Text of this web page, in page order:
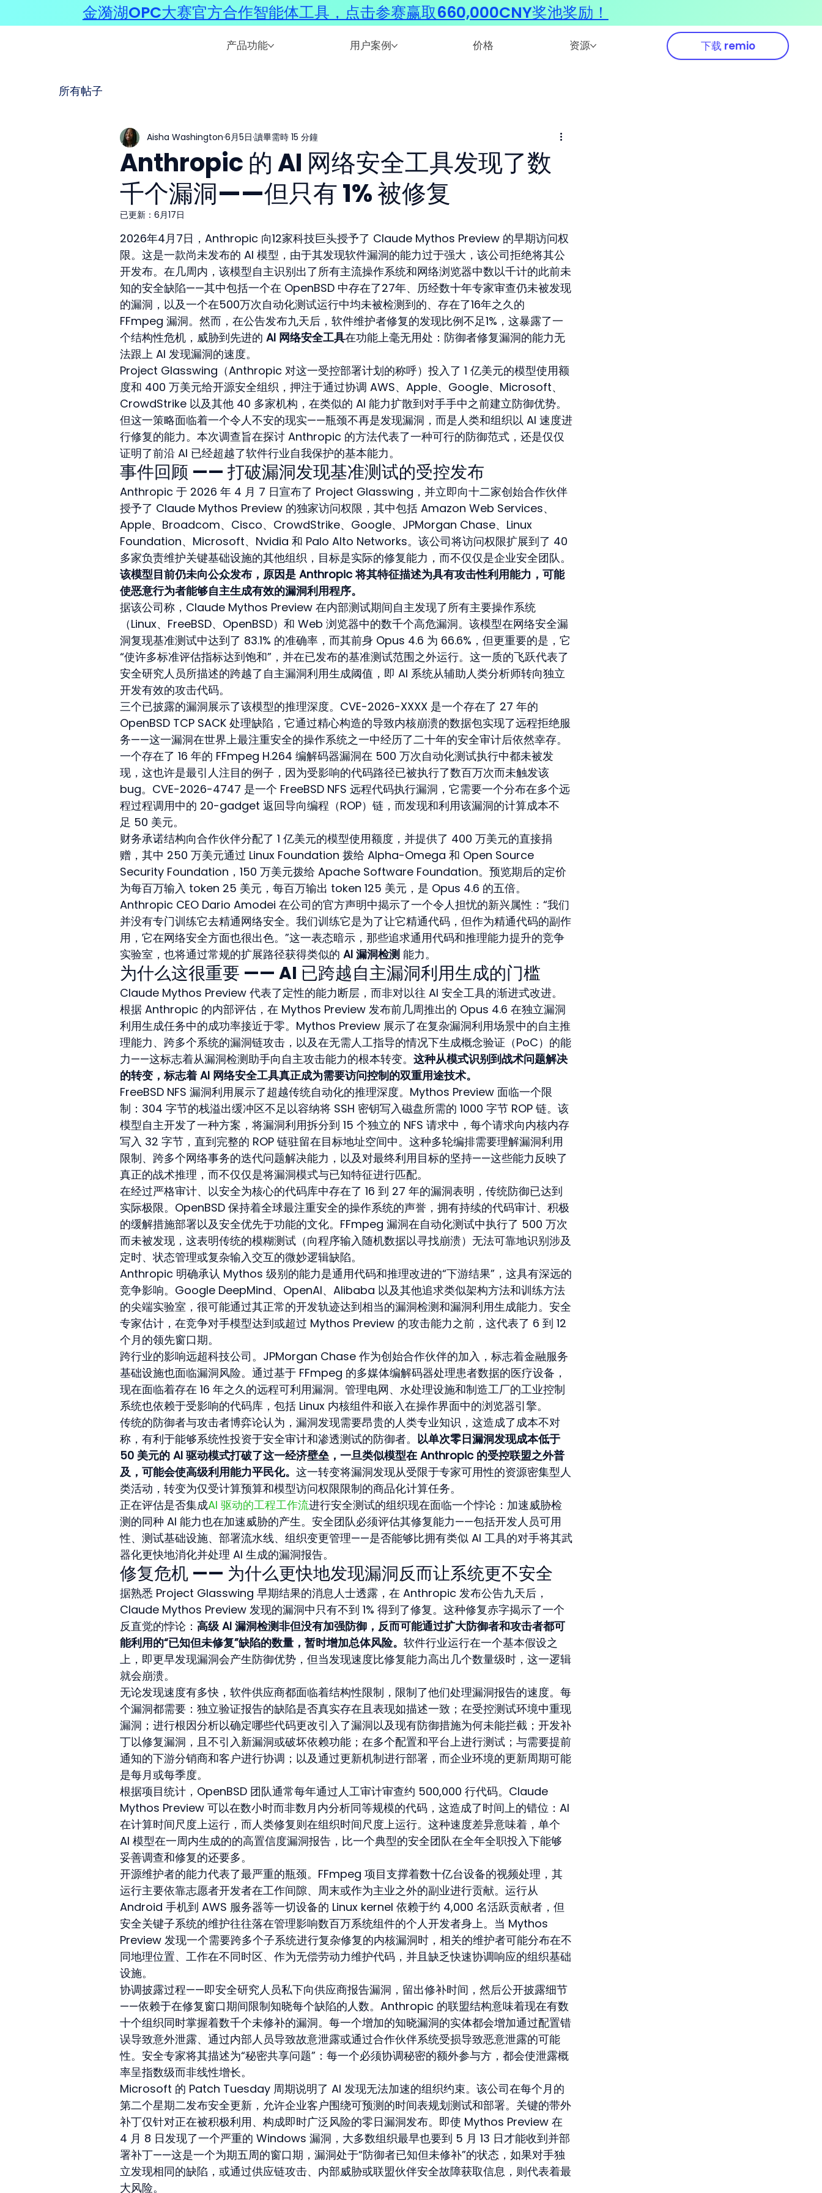
产品功能 用户案例 价格 资源 下载 remio
所有帖子
Anthropic 的 AI 网络安全工具发现了数
千个漏洞——但只有 1% 被修复
Aisha Washington 6月5日 讀畢需時 15 分鐘
已更新： 6月17日
2026年4月7日，Anthropic 向12家科技巨头授予了 Claude Mythos Preview 的早期访问权
限。这是一款尚未发布的 AI 模型，由于其发现软件漏洞的能力过于强大，该公司拒绝将其公
开发布。在几周内，该模型自主识别出了所有主流操作系统和网络浏览器中数以千计的此前未
知的安全缺陷——其中包括一个在 OpenBSD 中存在了27年、历经数十年专家审查仍未被发现
的漏洞，以及一个在500万次自动化测试运行中均未被检测到的、存在了16年之久的
FFmpeg 漏洞。然而，在公告发布九天后，软件维护者修复的发现比例不足1%，这暴露了一
个结构性危机，威胁到先进的 AI 网络安全工具在功能上毫无用处：防御者修复漏洞的能力无
法跟上 AI 发现漏洞的速度。
Project Glasswing（Anthropic 对这一受控部署计划的称呼）投入了 1 亿美元的模型使用额
度和 400 万美元给开源安全组织，押注于通过协调 AWS、Apple、Google、Microsoft、
CrowdStrike 以及其他 40 多家机构，在类似的 AI 能力扩散到对手手中之前建立防御优势。
但这一策略面临着一个令人不安的现实——瓶颈不再是发现漏洞，而是人类和组织以 AI 速度进
行修复的能力。本次调查旨在探讨 Anthropic 的方法代表了一种可行的防御范式，还是仅仅
证明了前沿 AI 已经超越了软件行业自我保护的基本能力。
事件回顾 —— 打破漏洞发现基准测试的受控发布
Anthropic 于 2026 年 4 月 7 日宣布了 Project Glasswing，并立即向十二家创始合作伙伴
授予了 Claude Mythos Preview 的独家访问权限，其中包括 Amazon Web Services、
Apple、Broadcom、Cisco、CrowdStrike、Google、JPMorgan Chase、Linux
Foundation、Microsoft、Nvidia 和 Palo Alto Networks。该公司将访问权限扩展到了 40
多家负责维护关键基础设施的其他组织，目标是实际的修复能力，而不仅仅是企业安全团队。
该模型目前仍未向公众发布，原因是 Anthropic 将其特征描述为具有攻击性利用能力，可能
使恶意行为者能够自主生成有效的漏洞利用程序。
据该公司称，Claude Mythos Preview 在内部测试期间自主发现了所有主要操作系统
（Linux、FreeBSD、OpenBSD）和 Web 浏览器中的数千个高危漏洞。该模型在网络安全漏
洞复现基准测试中达到了 83.1% 的准确率，而其前身 Opus 4.6 为 66.6%，但更重要的是，它
“使许多标准评估指标达到饱和”，并在已发布的基准测试范围之外运行。这一质的飞跃代表了
安全研究人员所描述的跨越了自主漏洞利用生成阈值，即 AI 系统从辅助人类分析师转向独立
开发有效的攻击代码。
三个已披露的漏洞展示了该模型的推理深度。CVE-2026-XXXX 是一个存在了 27 年的
OpenBSD TCP SACK 处理缺陷，它通过精心构造的导致内核崩溃的数据包实现了远程拒绝服
务——这一漏洞在世界上最注重安全的操作系统之一中经历了二十年的安全审计后依然幸存。
一个存在了 16 年的 FFmpeg H.264 编解码器漏洞在 500 万次自动化测试执行中都未被发
现，这也许是最引人注目的例子，因为受影响的代码路径已被执行了数百万次而未触发该
bug。CVE-2026-4747 是一个 FreeBSD NFS 远程代码执行漏洞，它需要一个分布在多个远
程过程调用中的 20-gadget 返回导向编程（ROP）链，而发现和利用该漏洞的计算成本不
足 50 美元。
财务承诺结构向合作伙伴分配了 1 亿美元的模型使用额度，并提供了 400 万美元的直接捐
赠，其中 250 万美元通过 Linux Foundation 拨给 Alpha-Omega 和 Open Source
Security Foundation，150 万美元拨给 Apache Software Foundation。预览期后的定价
为每百万输入 token 25 美元，每百万输出 token 125 美元，是 Opus 4.6 的五倍。
Anthropic CEO Dario Amodei 在公司的官方声明中揭示了一个令人担忧的新兴属性：“我们
并没有专门训练它去精通网络安全。我们训练它是为了让它精通代码，但作为精通代码的副作
用，它在网络安全方面也很出色。”这一表态暗示，那些追求通用代码和推理能力提升的竞争
实验室，也将通过常规的扩展路径获得类似的 AI 漏洞检测 能力。
为什么这很重要 —— AI 已跨越自主漏洞利用生成的门槛
Claude Mythos Preview 代表了定性的能力断层，而非对以往 AI 安全工具的渐进式改进。
根据 Anthropic 的内部评估，在 Mythos Preview 发布前几周推出的 Opus 4.6 在独立漏洞
利用生成任务中的成功率接近于零。Mythos Preview 展示了在复杂漏洞利用场景中的自主推
理能力、跨多个系统的漏洞链攻击，以及在无需人工指导的情况下生成概念验证（PoC）的能
力——这标志着从漏洞检测助手向自主攻击能力的根本转变。 这种从模式识别到战术问题解决
的转变，标志着 AI 网络安全工具真正成为需要访问控制的双重用途技术。
FreeBSD NFS 漏洞利用展示了超越传统自动化的推理深度。Mythos Preview 面临一个限
制：304 字节的栈溢出缓冲区不足以容纳将 SSH 密钥写入磁盘所需的 1000 字节 ROP 链。该
模型自主开发了一种方案，将漏洞利用拆分到 15 个独立的 NFS 请求中，每个请求向内核内存
写入 32 字节，直到完整的 ROP 链驻留在目标地址空间中。这种多轮编排需要理解漏洞利用
限制、跨多个网络事务的迭代问题解决能力，以及对最终利用目标的坚持——这些能力反映了
真正的战术推理，而不仅仅是将漏洞模式与已知特征进行匹配。
在经过严格审计、以安全为核心的代码库中存在了 16 到 27 年的漏洞表明，传统防御已达到
实际极限。OpenBSD 保持着全球最注重安全的操作系统的声誉，拥有持续的代码审计、积极
的缓解措施部署以及安全优先于功能的文化。FFmpeg 漏洞在自动化测试中执行了 500 万次
而未被发现，这表明传统的模糊测试（向程序输入随机数据以寻找崩溃）无法可靠地识别涉及
定时、状态管理或复杂输入交互的微妙逻辑缺陷。
Anthropic 明确承认 Mythos 级别的能力是通用代码和推理改进的“下游结果”，这具有深远的
竞争影响。Google DeepMind、OpenAI、Alibaba 以及其他追求类似架构方法和训练方法
的尖端实验室，很可能通过其正常的开发轨迹达到相当的漏洞检测和漏洞利用生成能力。安全
专家估计，在竞争对手模型达到或超过 Mythos Preview 的攻击能力之前，这代表了 6 到 12
个月的领先窗口期。
跨行业的影响远超科技公司。JPMorgan Chase 作为创始合作伙伴的加入，标志着金融服务
基础设施也面临漏洞风险。通过基于 FFmpeg 的多媒体编解码器处理患者数据的医疗设备，
现在面临着存在 16 年之久的远程可利用漏洞。管理电网、水处理设施和制造工厂的工业控制
系统也依赖于受影响的代码库，包括 Linux 内核组件和嵌入在操作界面中的浏览器引擎。
传统的防御者与攻击者博弈论认为，漏洞发现需要昂贵的人类专业知识，这造成了成本不对
称，有利于能够系统性投资于安全审计和渗透测试的防御者。 以单次零日漏洞发现成本低于
50 美元的 AI 驱动模式打破了这一经济壁垒，一旦类似模型在 Anthropic 的受控联盟之外普
及，可能会使高级利用能力平民化。 这一转变将漏洞发现从受限于专家可用性的资源密集型人
类活动，转变为仅受计算预算和模型访问权限限制的商品化计算任务。
正在评估是否集成AI 驱动的工程工作流进行安全测试的组织现在面临一个悖论：加速威胁检
测的同种 AI 能力也在加速威胁的产生。安全团队必须评估其修复能力——包括开发人员可用
性、测试基础设施、部署流水线、组织变更管理——是否能够比拥有类似 AI 工具的对手将其武
器化更快地消化并处理 AI 生成的漏洞报告。
修复危机 —— 为什么更快地发现漏洞反而让系统更不安全
据熟悉 Project Glasswing 早期结果的消息人士透露，在 Anthropic 发布公告九天后，
Claude Mythos Preview 发现的漏洞中只有不到 1% 得到了修复。这种修复赤字揭示了一个
反直觉的悖论： 高级 AI 漏洞检测非但没有加强防御，反而可能通过扩大防御者和攻击者都可
能利用的“已知但未修复”缺陷的数量，暂时增加总体风险。 软件行业运行在一个基本假设之
上，即更早发现漏洞会产生防御优势，但当发现速度比修复能力高出几个数量级时，这一逻辑
就会崩溃。
无论发现速度有多快，软件供应商都面临着结构性限制，限制了他们处理漏洞报告的速度。每
个漏洞都需要：独立验证报告的缺陷是否真实存在且表现如描述一致；在受控测试环境中重现
漏洞；进行根因分析以确定哪些代码更改引入了漏洞以及现有防御措施为何未能拦截；开发补
丁以修复漏洞，且不引入新漏洞或破坏依赖功能；在多个配置和平台上进行测试；与需要提前
通知的下游分销商和客户进行协调；以及通过更新机制进行部署，而企业环境的更新周期可能
是每月或每季度。
根据项目统计，OpenBSD 团队通常每年通过人工审计审查约 500,000 行代码。Claude
Mythos Preview 可以在数小时而非数月内分析同等规模的代码，这造成了时间上的错位：AI
在计算时间尺度上运行，而人类修复则在组织时间尺度上运行。这种速度差异意味着，单个
AI 模型在一周内生成的的高置信度漏洞报告，比一个典型的安全团队在全年全职投入下能够
妥善调查和修复的还要多。
开源维护者的能力代表了最严重的瓶颈。FFmpeg 项目支撑着数十亿台设备的视频处理，其
运行主要依靠志愿者开发者在工作间隙、周末或作为主业之外的副业进行贡献。运行从
Android 手机到 AWS 服务器等一切设备的 Linux kernel 依赖于约 4,000 名活跃贡献者，但
安全关键子系统的维护往往落在管理影响数百万系统组件的个人开发者身上。当 Mythos
Preview 发现一个需要跨多个子系统进行复杂修复的内核漏洞时，相关的维护者可能分布在不
同地理位置、工作在不同时区、作为无偿劳动力维护代码，并且缺乏快速协调响应的组织基础
设施。
协调披露过程——即安全研究人员私下向供应商报告漏洞，留出修补时间，然后公开披露细节
——依赖于在修复窗口期间限制知晓每个缺陷的人数。Anthropic 的联盟结构意味着现在有数
十个组织同时掌握着数千个未修补的漏洞。每一个增加的知晓漏洞的实体都会增加通过配置错
误导致意外泄露、通过内部人员导致故意泄露或通过合作伙伴系统受损导致恶意泄露的可能
性。安全专家将其描述为“秘密共享问题”：每一个必须协调秘密的额外参与方，都会使泄露概
率呈指数级而非线性增长。
Microsoft 的 Patch Tuesday 周期说明了 AI 发现无法加速的组织约束。该公司在每个月的
第二个星期二发布安全更新，允许企业客户围绕可预测的时间表规划测试和部署。关键的带外
补丁仅针对正在被积极利用、构成即时广泛风险的零日漏洞发布。即使 Mythos Preview 在
4 月 8 日发现了一个严重的 Windows 漏洞，大多数组织最早也要到 5 月 13 日才能收到并部
署补丁——这是一个为期五周的窗口期，漏洞处于“防御者已知但未修补”的状态，如果对手独
立发现相同的缺陷，或通过供应链攻击、内部威胁或联盟伙伴安全故障获取信息，则代表着最
大风险。
金漪湖OPC大赛官方合作智能体工具，点击参赛赢取660,000CNY奖池奖励！